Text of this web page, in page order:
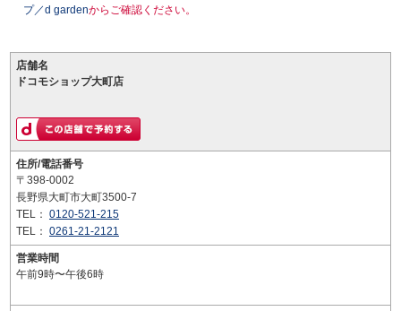
プ／d gardenからご確認ください。
店舗名
ドコモショップ大町店
住所/電話番号
〒398-0002
長野県大町市大町3500-7
TEL： 0120-521-215
TEL： 0261-21-2121
営業時間
午前9時〜午後6時